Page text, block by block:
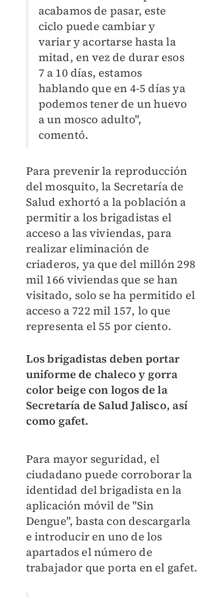
acabamos de pasar, este
ciclo puede cambiar y
variar y acortarse hasta la
mitad, en vez de durar esos
7 a 10 días, estamos
hablando que en 4-5 días ya
podemos tener de un huevo
a un mosco adulto",
comentó.
Para prevenir la reproducción
del mosquito, la Secretaría de
Salud exhortó a la población a
permitir a los brigadistas el
acceso a las viviendas, para
realizar eliminación de
criaderos, ya que del millón 298
mil 166 viviendas que se han
visitado, solo se ha permitido el
acceso a 722 mil 157, lo que
representa el 55 por ciento.
Los brigadistas deben portar
uniforme de chaleco y gorra
color beige con logos de la
Secretaría de Salud Jalisco, así
como gafet.
Para mayor seguridad, el
ciudadano puede corroborar la
identidad del brigadista en la
aplicación móvil de "Sin
Dengue", basta con descargarla
e introducir en uno de los
apartados el número de
trabajador que porta en el gafet.